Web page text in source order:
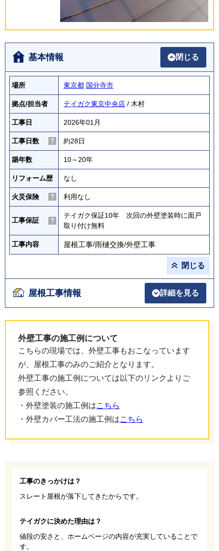
基本情報 閉じる
場所 東京都 国分寺市
拠点/担当者 テイガク東京中央店 / 木村
工事日 2026年01月
工事日数 約28日
築年数 10～20年
リフォーム歴 なし
火災保険 利用なし
工事保証
テイガク保証10年 次回の外壁塗装時に面戸
取り付け無料
工事内容 屋根工事/雨樋交換/外壁工事
閉じる
屋根工事情報 詳細を見る
外壁工事の施工例について
こちらの現場では、外壁工事もおこなっています
が、屋根工事のみのご紹介となります。
外壁工事の施工例については以下のリンクよりご
参照ください。
・外壁塗装の施工例はこちら
・外壁カバー工法の施工例はこちら
工事のきっかけは？
スレート屋根が落下してきたからです。
テイガクに決めた理由は？
値段の安さと、ホームページの内容が充実していることで
す。